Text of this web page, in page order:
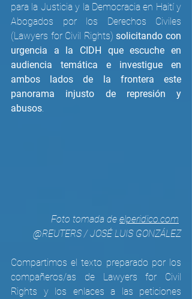
para la Justicia y la Democracia en Haití y
Abogados por los Derechos Civiles
(Lawyers for Civil Rights) solicitando con
urgencia a la CIDH que escuche en
audiencia temática e investigue en
ambos lados de la frontera este
panorama injusto de represión y
abusos.
Foto tomada de elperidico.com
@REUTERS / JOSÉ LUIS GONZÁLEZ
Compartimos el texto preparado por los
compañeros/as de Lawyers for Civil
Rights y los enlaces a las peticiones